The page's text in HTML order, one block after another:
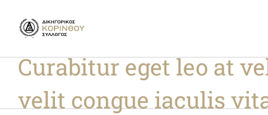
content
Curabitur eget leo at
velit congue iaculis